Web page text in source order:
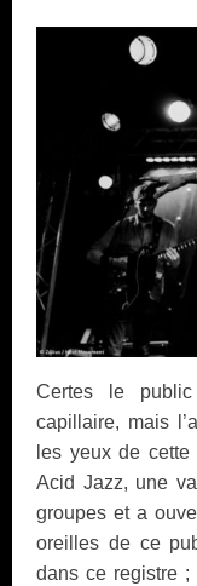
Certes le
capillaire, mais
les yeux de
Acid Jazz, une
groupes et a
oreilles de ce
dans ce registre